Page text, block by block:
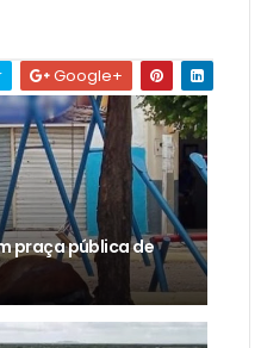
Google+
praça pública de